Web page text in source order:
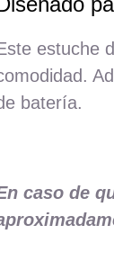
estuche
batería.
caso de